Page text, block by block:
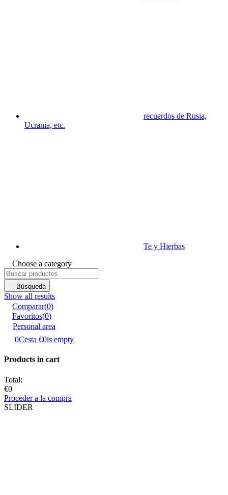
recuerdos de Rusia,
Ucrania, etc.
Te y Hierbas
Choose a category
Búsqueda
Show all results
Comparar(0)
Favoritos(0)
Personal area
0Cesta €0is empty
Products in cart
Total:
€0
Proceder a la compra
SLIDER